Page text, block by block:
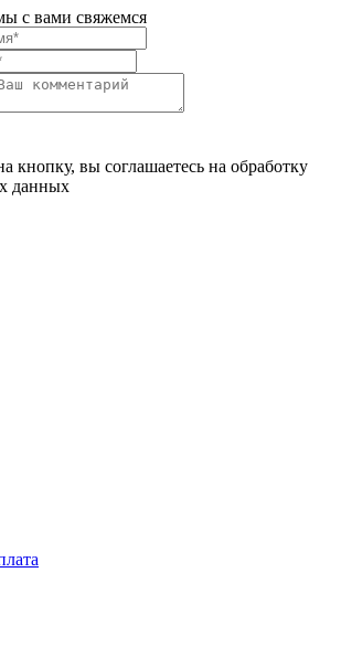
с вами свяжемся
кнопку, вы соглашаетесь на обработку
данных